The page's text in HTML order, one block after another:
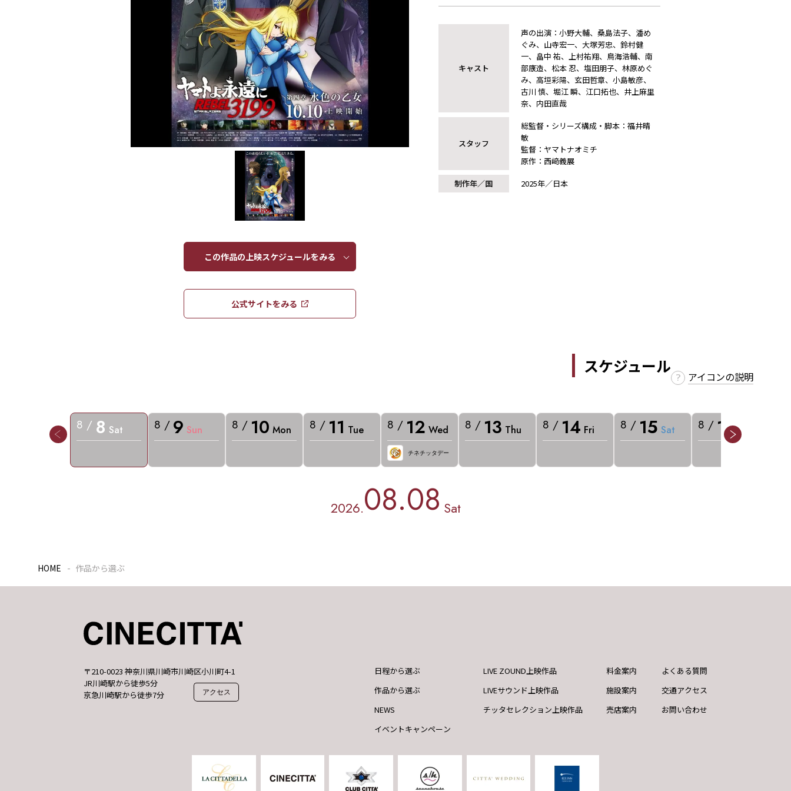
この作品の上映スケジュールをみる​​
公式サイトをみる​​
キャスト
声の出演：小野大輔、桑島法子、潘め
ぐみ、山寺宏一、大塚芳忠、鈴村健
一、畠中 祐、上村祐翔、鳥海浩輔、南
部康造、松本 忍、塩田朋子、林原めぐ
み、高垣彩陽、玄田哲章、小島敏彦、
古川 慎、堀江 瞬、江口拓也、井上麻里
奈、内田直哉
スタッフ
総監督・シリーズ構成・脚本：福井晴
敏
監督：ヤマトナオミチ
原作：西﨑義展
制作年／国
2025年／日本
スケジュール
アイコンの説明
8 / 8 Sat 8 / 9 Sun 8 / 10 Mon 8 / 11 Tue 8 / 12 Wed
チネチッタデー
8 / 13 Thu 8 / 14 Fri 8 / 15 Sat 8 / 16 Sun
2026.08.08 Sat
HOME 作品から選ぶ
〒210-0023 神奈川県川崎市川崎区小川町4-1
JR川崎駅から徒歩5分
京急川崎駅から徒歩7分
アクセス
日程から選ぶ
作品から選ぶ
NEWS
イベントキャンペーン
LIVE ZOUND上映作品
LIVEサウンド上映作品
チッタセレクション上映作品
料金案内
施設案内
売店案内
よくある質問
交通アクセス
お問い合わせ